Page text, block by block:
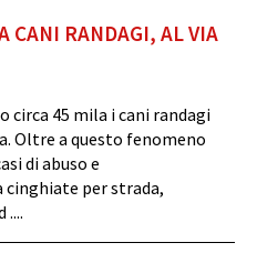
CANI RANDAGI, AL VIA
circa 45 mila i cani randagi
Oltre a questo fenomeno
di abuso e
per strada,